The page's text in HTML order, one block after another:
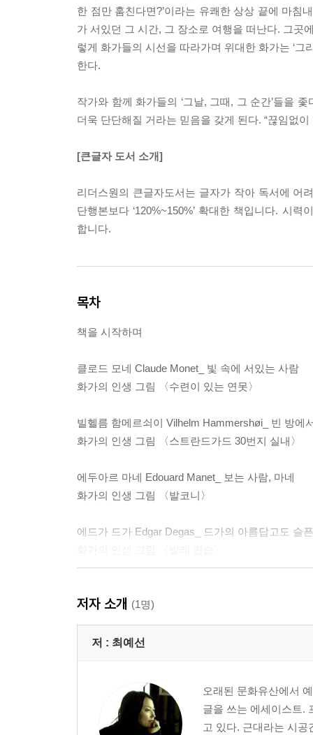
한 점만 훔친다면?’이라는 유쾌한 상상 끝에 마
가 서있던 그 시간, 그 장소로 여행을 떠난다. 그곳
렇게 화가들의 시선을 따라가며 위대한 화가는 ‘그
한다.
작가와 함께 화가들의 ‘그날, 그때, 그 순간’들을
더욱 단단해질 거라는 믿음을 갖게 된다. “끊임없
[큰글자 도서 소개]
리더스원의 큰글자도서는 글자가 작아 독서에 어
단행본보다 ‘120%~150%’ 확대한 책입니다. 시
합니다.
목차
책을 시작하며
클로드 모네 Claude Monet_ 빛 속에 서있는 사람
화가의 인생 그림 〈수련이 있는 연못〉
빌헬름 함메르쇠이 Vilhelm Hammershøi_ 빈 방에
화가의 인생 그림 〈스트란드가드 30번지 실내〉
에두아르 마네 Edouard Manet_ 보는 사람, 마네
화가의 인생 그림 〈발코니〉
에드가 드가 Edgar Degas_ 드가의 아름답고도 슬
화가의 인생 그림 〈키스〉
빈센트 반 고흐 Vincent van Gogh_ 불멸을 보는 눈
케테 콜비츠 Kahe Kollwitz_ 가난한 사람들의 피에
화가의 인생 그림 〈죽은 아이를 안고 있는 여인〉
저자 소개 (1명)
저 : 최예선
오래된 문화유산에서
글을 쓰는 에세이스트.
고 있다. 근대라는 시